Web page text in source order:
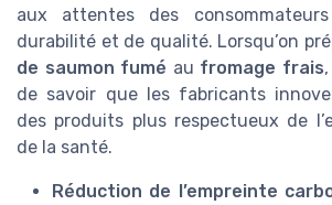
aux attentes des
durabilité et de qualité. Lorsqu’on
de saumon fumé au fromage frais
de savoir que les fabricants
des produits plus respectueux de
de la santé.
Réduction de l’empreinte